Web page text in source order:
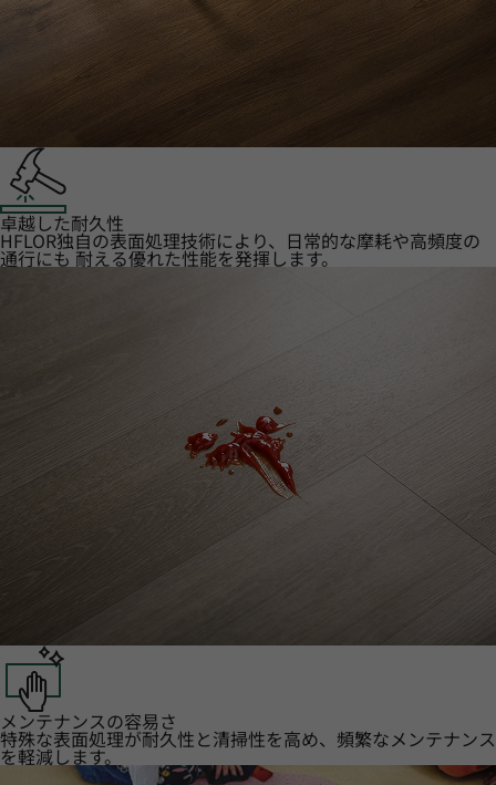
卓越した耐久性
HFLOR独自の表面処理技術により、日常的な摩耗や高頻度の
通行にも 耐える優れた性能を発揮します。
メンテナンスの容易さ
特殊な表面処理が耐久性と清掃性を高め、頻繁なメンテナンス
を軽減します。